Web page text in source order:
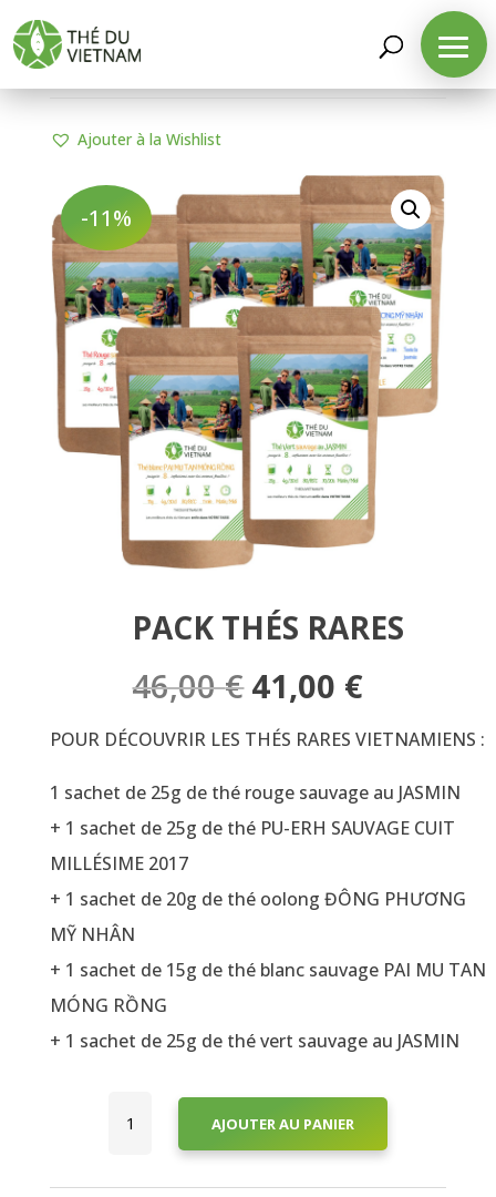
LA BOUTIQUE
/ PACK
Ajouter à la Wishlist
-11%
PACK THÉS RARES
46,00€Le
prix
initial
46,00 €.
41,00 €Le
actuel
41,00 €.
POUR DÉCOUVRIR LES THÉS RARES VIETNAMIENS :
1 sachet de 25g de thé rouge sauvage au JASMIN
+ 1 sachet de 25g de thé PU-ERH SAUVAGE CUIT
MILLÉSIME 2017
+ 1 sachet de 20g de thé oolong ĐÔNG PHƯƠNG
MỸ NHÂN
+ 1 sachet de 15g de thé blanc sauvage PAI MU TAN
MÓNG RỒNG
+ 1 sachet de 25g de thé vert sauvage au JASMIN
AJOUTER AU PANIER